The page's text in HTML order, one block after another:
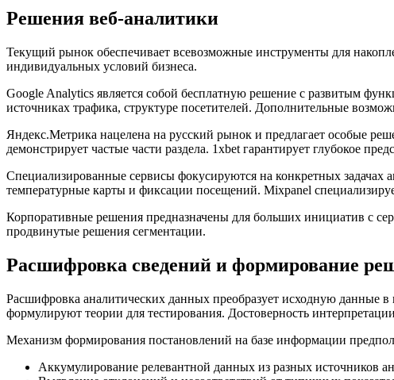
Решения веб-аналитики
Текущий рынок обеспечивает всевозможные инструменты для
индивидуальных условий бизнеса.
Google Analytics является собой бесплатную решение с развитым
источниках трафика, структуре посетителей. Дополнительные
Яндекс.Метрика нацелена на русский рынок и предлагает особые
демонстрирует частые части раздела. 1xbet гарантирует глубокое
Специализированные сервисы фокусируются на конкретных задачах
температурные карты и фиксации посещений. Mixpanel
Корпоративные решения предназначены для больших инициатив с
продвинутые решения сегментации.
Расшифровка сведений и формирование
Расшифровка аналитических данных преобразует исходную данные
формулируют теории для тестирования. Достоверность
Механизм формирования постановлений на базе информации
Аккумулирование релевантной данных из разных источников